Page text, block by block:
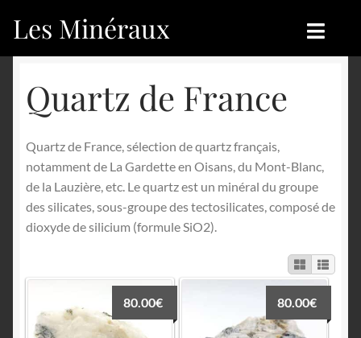
Aller
à
navigation
Aller
au
Les Minéraux
Catégories
Nouveautés
Achat
Mon compte
Français
Boutique
Nouveautés
Blog
Achat
Contactez-nous
Sites amis
Quartz de France
Quartz de France, sélection de quartz français,
notamment de La Gardette en Oisans, du Mont-Blanc,
de la Lauzière, etc. Le quartz est un minéral du groupe
des silicates, sous-groupe des tectosilicates, composé de
dioxyde de silicium (formule SiO2).
80.00€ 80.00€